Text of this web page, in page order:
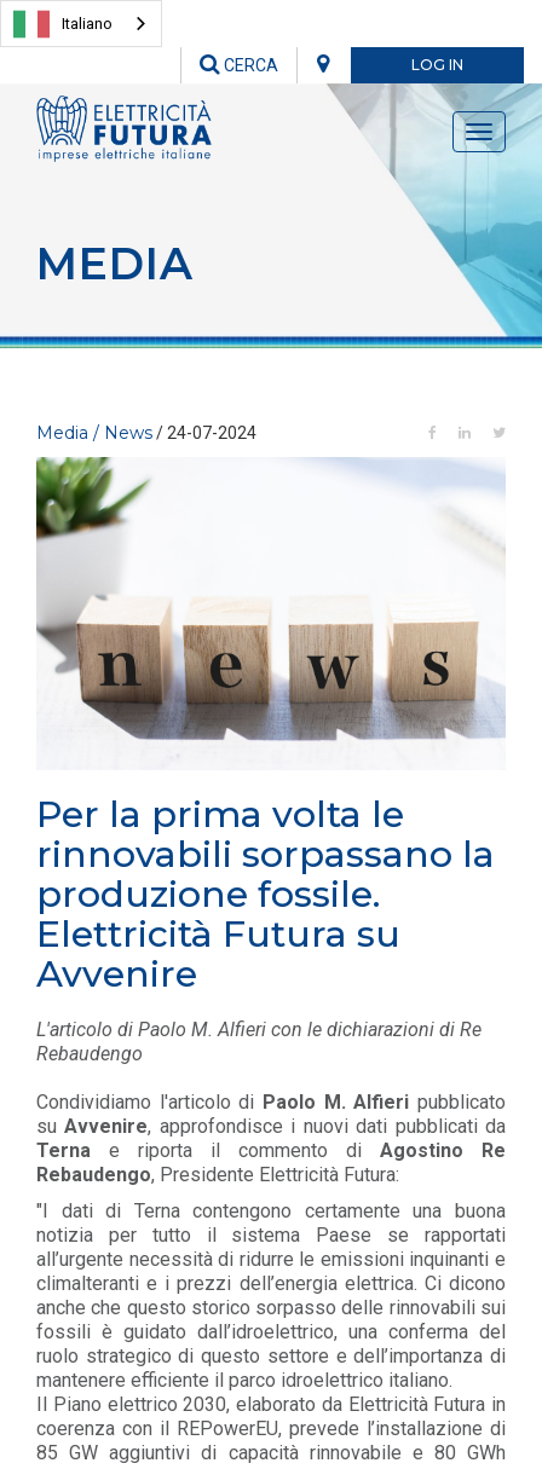
Italiano
LOG IN
CERCA
Toggle
MEDIA
Media / News/ 24-07-2024
Per la prima volta le
rinnovabili sorpassano la
produzione fossile.
Elettricità Futura su
Avvenire
L'articolo di Paolo M. Alfieri con le dichiarazioni di Re
Rebaudengo
Condividiamo l'articolo di Paolo M. Alfieri pubblicato
suAvvenire, approfondisce i nuovi dati pubblicati da
Terna e riporta il commento di Agostino Re
Rebaudengo, Presidente Elettricità Futura:
"I dati di Terna contengono certamente una buona
notizia per tutto il sistema Paese se rapportati
all’urgente necessità di ridurre le emissioni inquinanti e
climalteranti e i prezzi dell’energia elettrica. Ci dicono
anche che questo storico sorpasso delle rinnovabili sui
fossili è guidato dall’idroelettrico, una conferma del
ruolo strategico di questo settore e dell’importanza di
mantenere efficiente il parco idroelettrico italiano.
Il Piano elettrico 2030, elaborato da Elettricità Futura in
coerenza con il REPowerEU, prevede l’installazione di
85 GW aggiuntivi di capacità rinnovabile e 80 GWh